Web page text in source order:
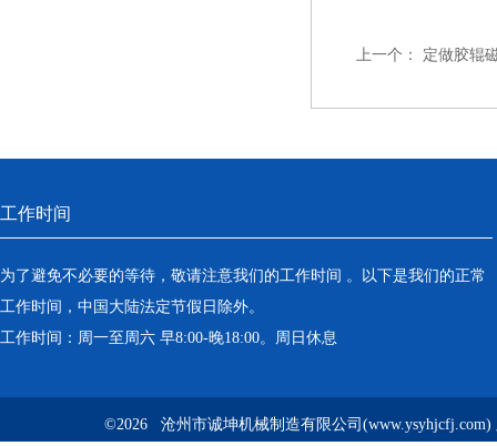
上一个： 定做胶辊
工作时间
为了避免不必要的等待，敬请注意我们的工作时间 。以下是我们的正常
工作时间，中国大陆法定节假日除外。
工作时间：周一至周六 早8:00-晚18:00。周日休息
©2026 沧州市诚坤机械制造有限公司